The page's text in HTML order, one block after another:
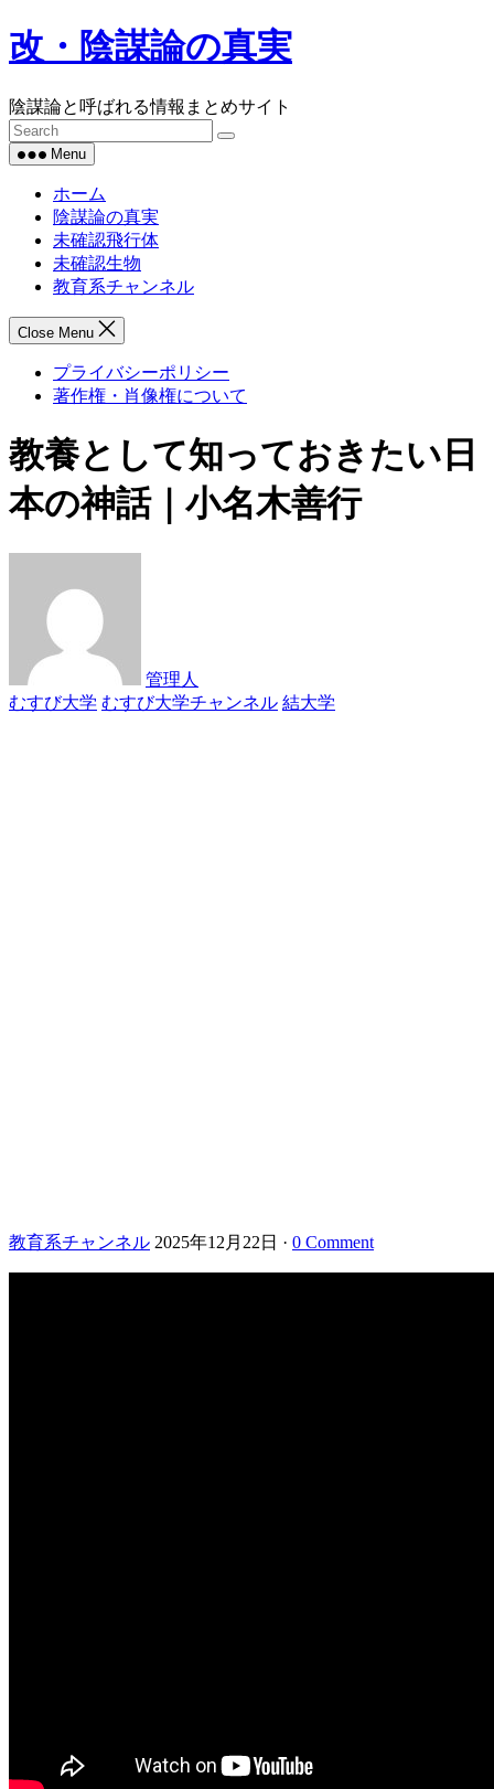
Skip
to
改・陰謀論の真実
陰謀論と呼ばれる情報まとめサイト
Menu
ホーム
陰謀論の真実
未確認飛行体
未確認生物
教育系チャンネル
Close Menu
プライバシーポリシー
著作権・肖像権について
教養として知っておきたい日
本の神話｜小名木善行
管理人
むすび大学 むすび大学チャンネル 結大学
教育系チャンネル 2025年12月22日 · 0 Comment